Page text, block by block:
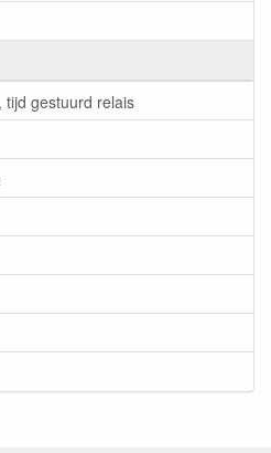
tijd gestuurd relais